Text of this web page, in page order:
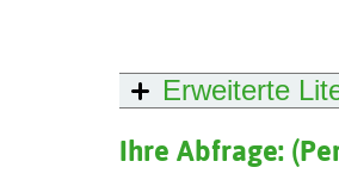
Erweiterte
Ihre Abfrage: (